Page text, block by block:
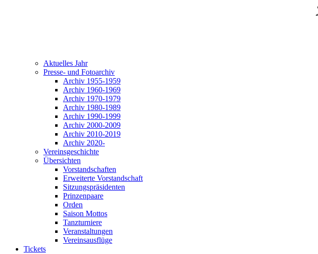
Aktuelles Jahr
Presse- und Fotoarchiv
Archiv 1955-1959
Archiv 1960-1969
Archiv 1970-1979
Archiv 1980-1989
Archiv 1990-1999
Archiv 2000-2009
Archiv 2010-2019
Archiv 2020-
Vereinsgeschichte
Übersichten
Vorstandschaften
Erweiterte Vorstandschaft
Sitzungspräsidenten
Prinzenpaare
Orden
Saison Mottos
Tanzturniere
Veranstaltungen
Vereinsausflüge
Tickets